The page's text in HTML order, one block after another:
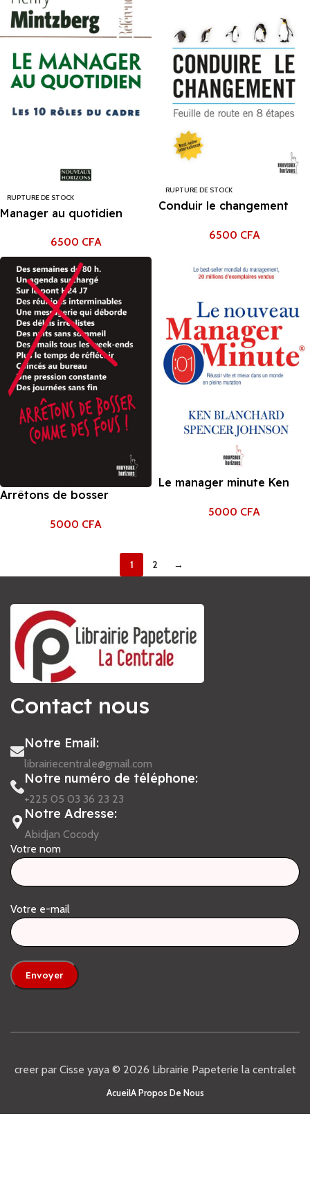
RUPTURE DE STOCK
Manager au quotidien
6500 CFA
RUPTURE DE STOCK
Conduir le changement
6500 CFA
Arrêtons de bosser
5000 CFA
Le manager minute Ken
5000 CFA
1 2 →
Contact nous
Notre Email:
librairiecentrale@gmail.com
Notre numéro de téléphone:
+225 05 03 36 23 23
Notre Adresse:
Abidjan Cocody
Votre nom
Votre e-mail
creer par Cisse yaya © 2026 Librairie Papeterie la centralet
AcueilA Propos De Nous